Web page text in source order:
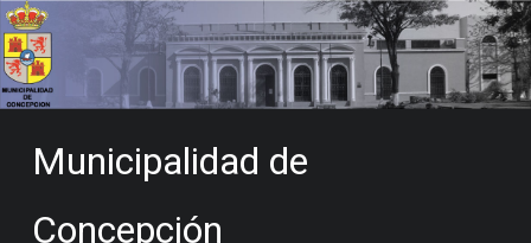
Municipalidad de
Concepción